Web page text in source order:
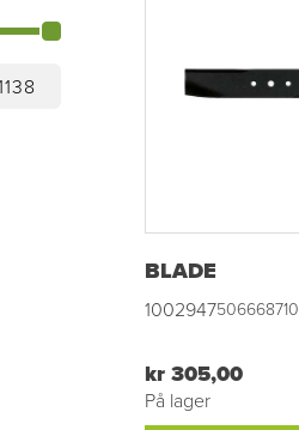
BLADE
1002947506668710
kr 305,00
På lager